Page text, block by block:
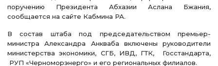
поручению Президента Абхазии Аслана Бжания,
сообщается на сайте Кабмина РА.
В состав штаба под председательством премьер-
министра Александра Анкваба включены руководители
министерства экономики, СГБ, ИВД, ГТК, Госстандарта,
РУП «Черноморэнерго» и его региональных филиалов.